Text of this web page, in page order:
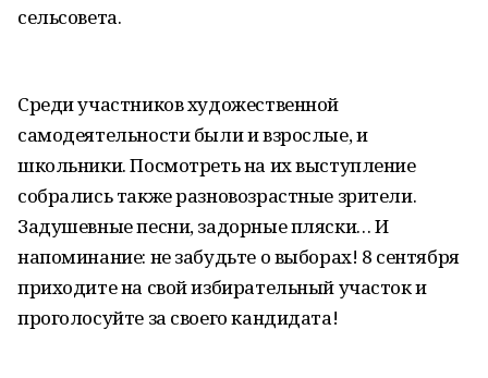
сельсовета.
Среди участников художественной
самодеятельности были и взрослые, и
школьники. Посмотреть на их выступление
собрались также разновозрастные зрители.
Задушевные песни, задорные пляски… И
напоминание: не забудьте о выборах! 8 сентября
приходите на свой избирательный участок и
проголосуйте за своего кандидата!